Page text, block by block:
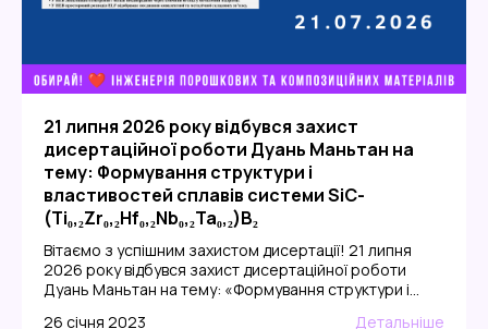
21 липня 2026 року відбувся захист
дисертаційної роботи Дуань Маньтан на
тему: Формування структури і
властивостей сплавів системи SiC-
(Ti₀,₂Zr₀,₂Hf₀,₂Nb₀,₂Ta₀,₂)B₂
Вітаємо з успішним захистом дисертації! 21 липня
2026 року відбувся захист дисертаційної роботи
Дуань Маньтан на тему: «Формування структури і
26 січня 2023 Детальніше